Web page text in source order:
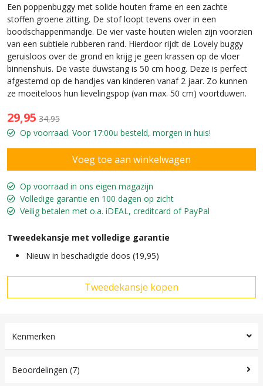
Een poppenbuggy met solide houten frame en een zachte
stoffen groene zitting. De stof loopt tevens over in een
boodschappenmandje. De vier vaste houten wielen zijn voorzien
van een subtiele rubberen rand. Hierdoor rijdt de Lovely buggy
geruisloos over de grond en krijg je geen krassen op de vloer
binnenshuis. De vaste duwstang is 50 cm hoog. Deze is perfect
afgestemd op de handjes van kinderen vanaf 2 jaar. Zo kunnen
ze moeiteloos hun lievelingspop (van max. 50 cm) voortduwen.
29,95 34,95
Op voorraad. Voor 17:00u besteld, morgen in huis!
Op voorraad in ons eigen magazijn
Volledige garantie en 100 dagen op zicht
Veilig betalen met o.a. iDEAL, creditcard of PayPal
Tweedekansje met volledige garantie
Nieuw in beschadigde doos (19,95)
Kenmerken
Beoordelingen (7)